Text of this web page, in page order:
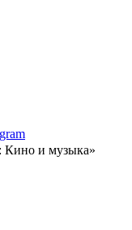
Кино и музыка»